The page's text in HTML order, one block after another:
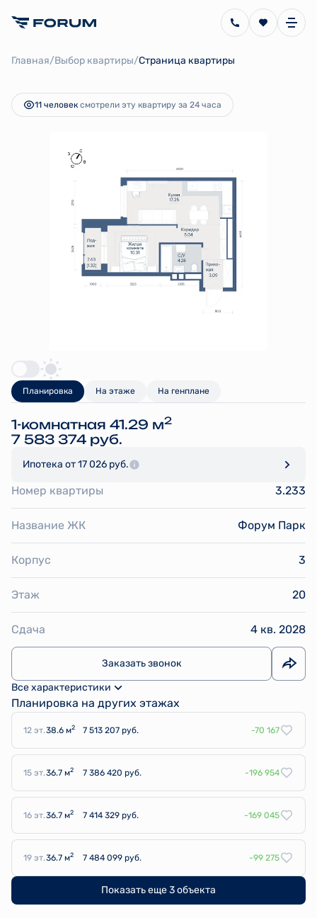
Главная/Выбор квартиры/Страница квартиры
Ипотекаот 17 026 руб.
11 человек смотрели эту квартиру за 24 часа
Планировка На этаже На генплане
1-комнатная 41.29 м2
7 583 374 руб.
Ипотека от 17 026 руб.
Номер квартиры 3.233
Название ЖК Форум Парк
Корпус 3
Этаж 20
Сдача 4 кв. 2028
Заказать звонок
Все характеристики
Планировка на других этажах
12 эт.38.6 м2 7 513 207 руб. -70 167
15 эт.36.7 м2 7 386 420 руб. -196 954
16 эт.36.7 м2 7 414 329 руб. -169 045
19 эт.36.7 м2 7 484 099 руб. -99 275
Показать еще 3 объектa